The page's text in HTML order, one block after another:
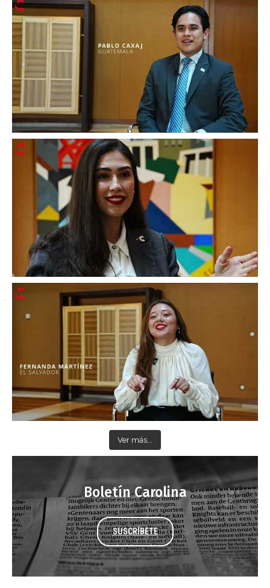
Ver más...
Boletín Carolina
SUSCRÍBETE